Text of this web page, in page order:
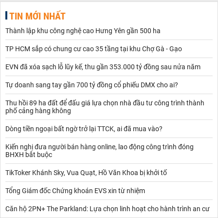
TIN MỚI NHẤT
Thành lập khu công nghệ cao Hưng Yên gần 500 ha
TP HCM sắp có chung cư cao 35 tầng tại khu Chợ Gà - Gạo
EVN đã xóa sạch lỗ lũy kế, thu gần 353.000 tỷ đồng sau nửa năm
Tự doanh sang tay gần 700 tỷ đồng cổ phiếu DMX cho ai?
Thu hồi 89 ha đất để đấu giá lựa chọn nhà đầu tư công trình thành
phố cảng hàng không
Dòng tiền ngoại bất ngờ trở lại TTCK, ai đã mua vào?
Kiến nghị đưa người bán hàng online, lao động công trình đóng
BHXH bắt buộc
TikToker Khánh Sky, Vua Quạt, Hồ Văn Khoa bị khởi tố
Tổng Giám đốc Chứng khoán EVS xin từ nhiệm
Căn hộ 2PN+ The Parkland: Lựa chọn linh hoạt cho hành trình an cư